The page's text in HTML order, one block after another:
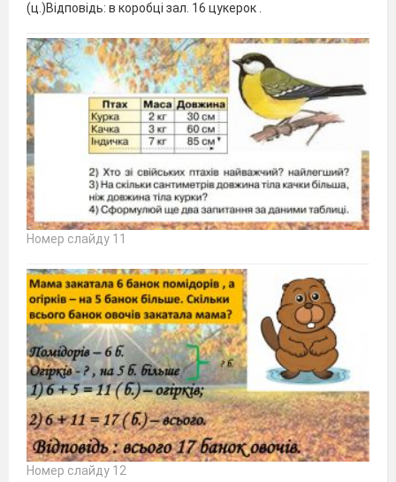
(ц.)Відповідь: в коробці зал. 16 цукерок .
Номер слайду 11
Номер слайду 12